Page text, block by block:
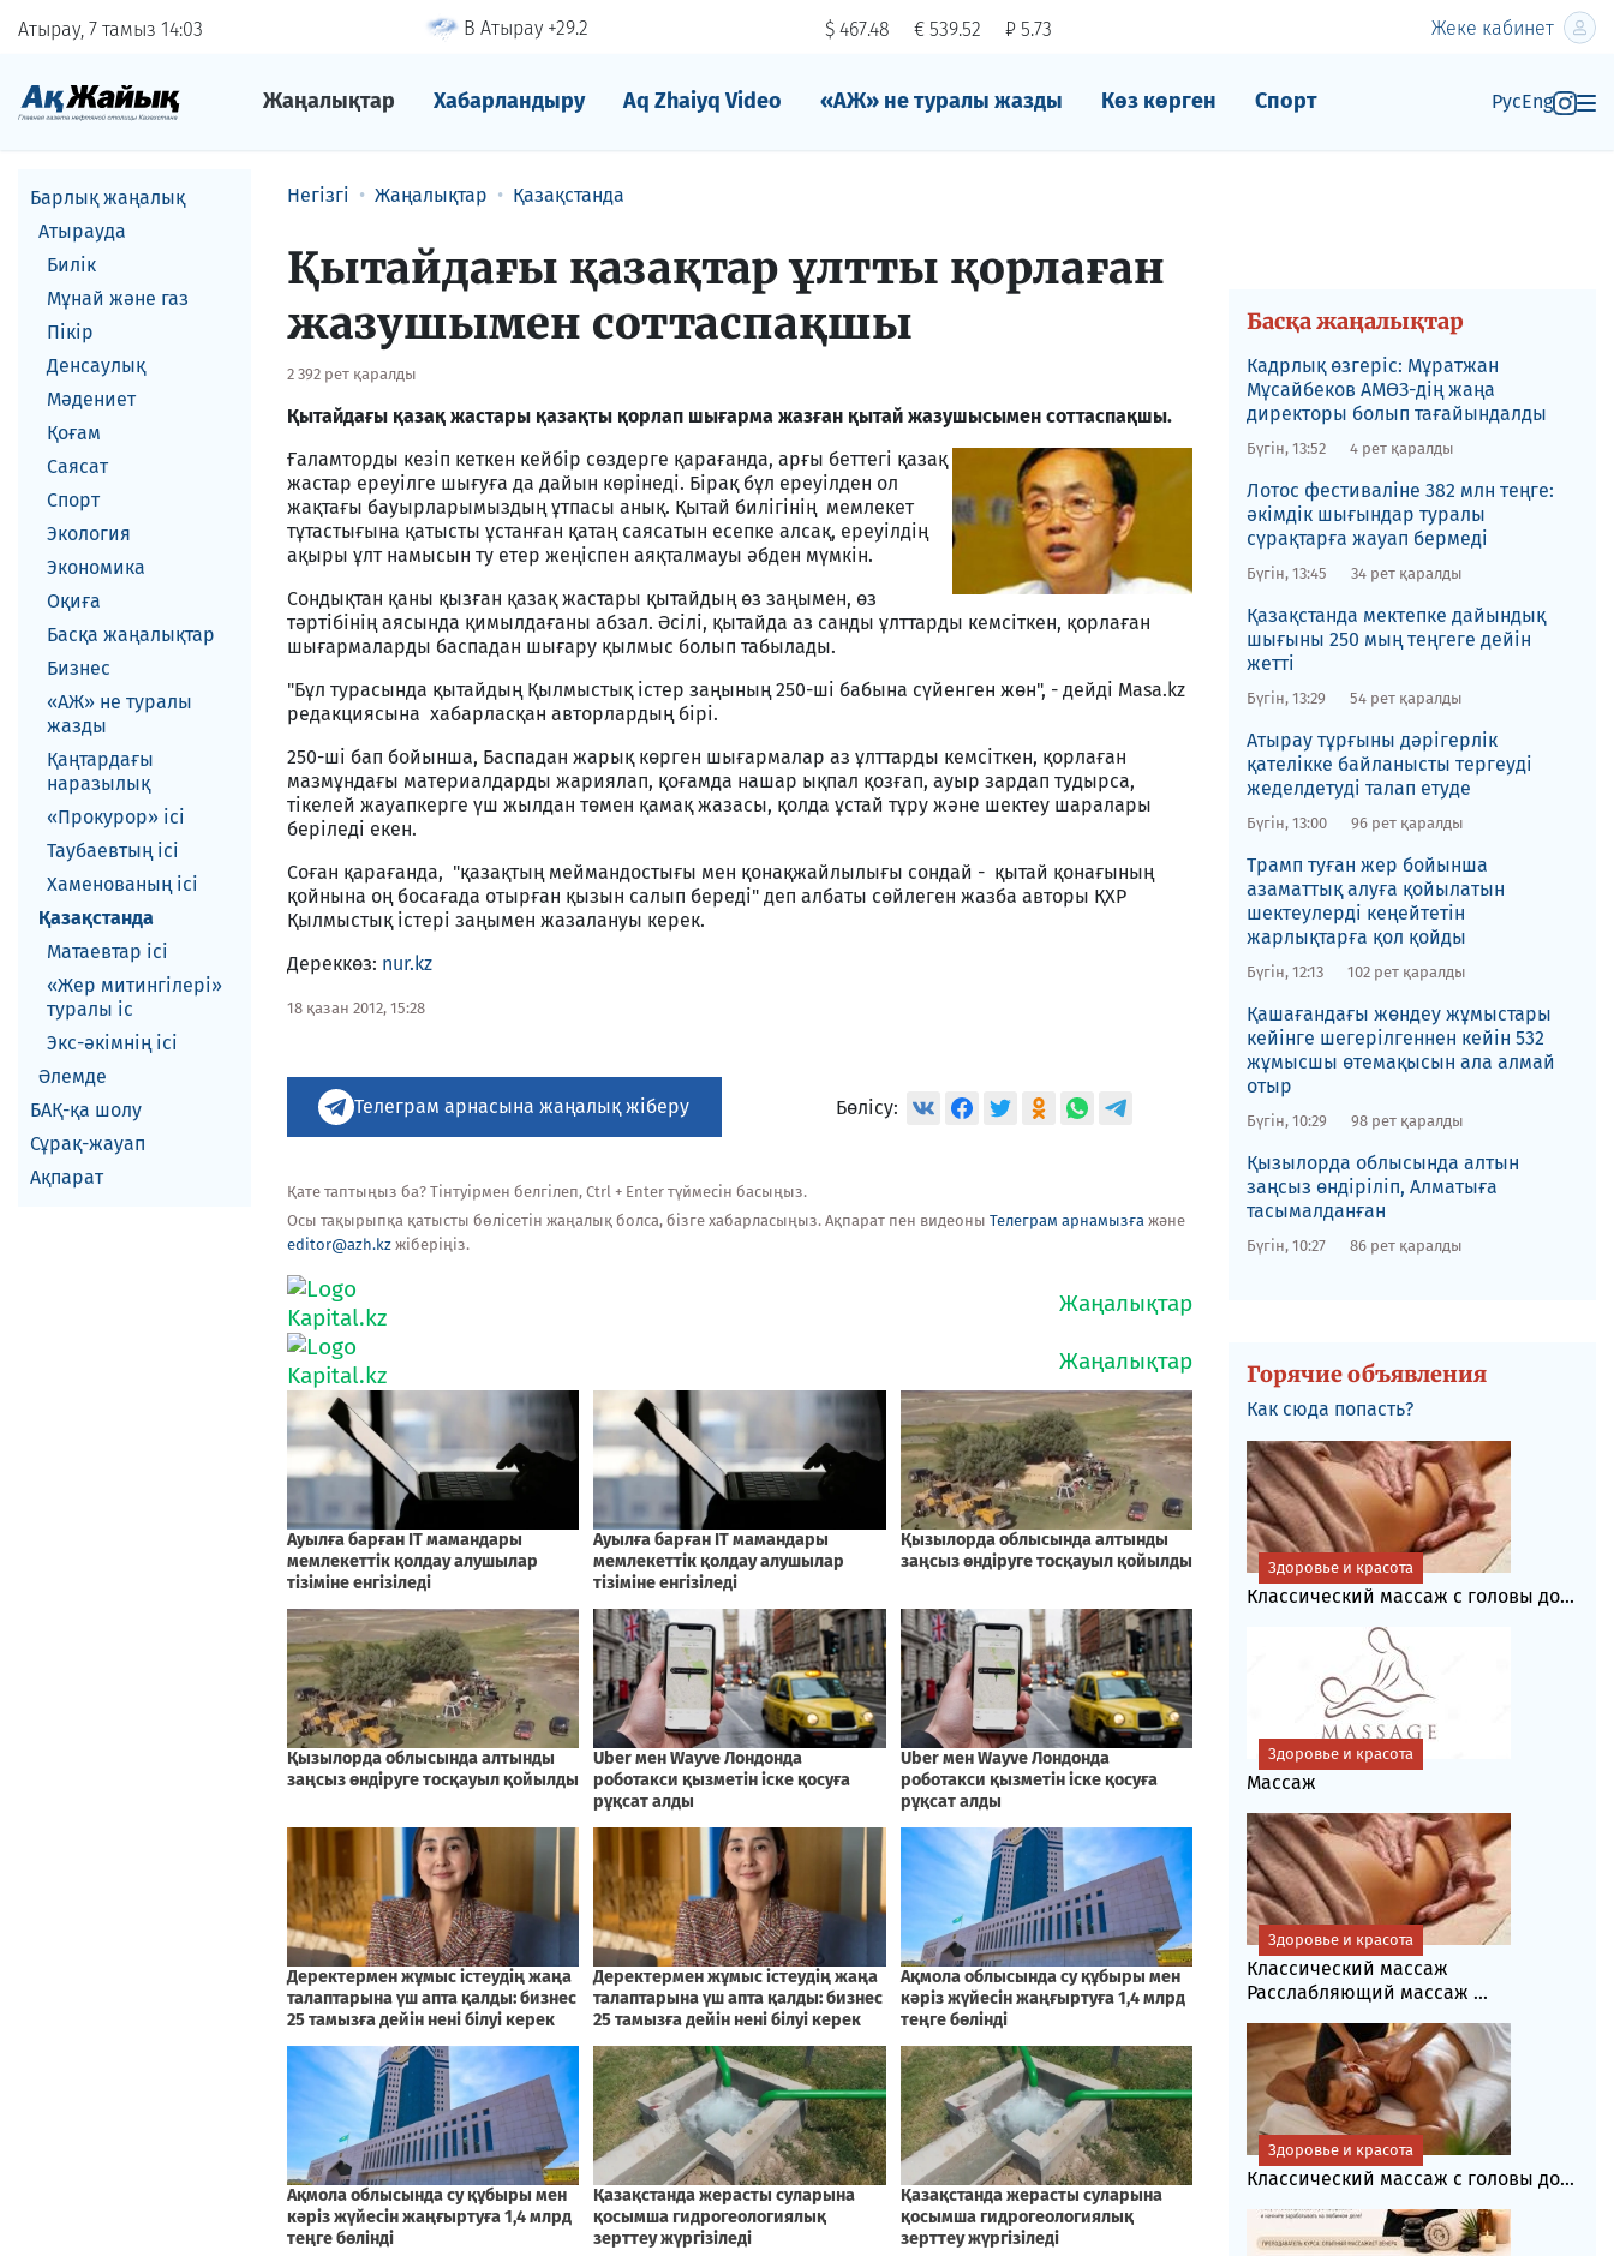
Атырау, 7 тамыз 14 03 В Атырау +29.2 $ 467.48 € 539.52 ₽ 5.73 Жеке кабинет
Жаңалықтар Хабарландыру Aq Zhaiyq Video «АЖ» не туралы жазды Көз көрген Спорт РусEng
Барлық жаңалық
Атырауда
Билік
Мұнай және газ
Пікір
Денсаулық
Мәдениет
Қоғам
Саясат
Спорт
Экология
Экономика
Оқиға
Басқа жаңалықтар
Бизнес
«АЖ» не туралы
жазды
Қаңтардағы
наразылық
«Прокурор» ісі
Таубаевтың ісі
Хаменованың ісі
Қазақстанда
Матаевтар ici
«Жер митингілері»
туралы іс
Экс-әкiмнiң iсi
Әлемде
БАҚ-қа шолу
Сұрақ-жауап
Ақпарат
Негізгі Жаңалықтар Қазақстанда
Қытайдағы қазақтар ұлтты қорлаған
жазушымен соттаспақшы
2 392 рет қаралды
Қытайдағы қазақ жастары қазақты қорлап шығарма жазған қытай жазушысымен соттаспақшы.
Ғаламторды кезіп кеткен кейбір сөздерге қарағанда, арғы беттегі қазақ
жастар ереуілге шығуға да дайын көрінеді. Бірақ бұл ереуілден ол
жақтағы бауырларымыздың ұтпасы анық. Қытай билігінің мемлекет
тұтастығына қатысты ұстанған қатаң саясатын есепке алсақ, ереуілдің
ақыры ұлт намысын ту етер жеңіспен аяқталмауы әбден мүмкін.
Сондықтан қаны қызған қазақ жастары қытайдың өз заңымен, өз
тәртібінің аясында қимылдағаны абзал. Әсілі, қытайда аз санды ұлттарды кемсіткен, қорлаған
шығармаларды баспадан шығару қылмыс болып табылады.
"Бұл турасында қытайдың Қылмыстық істер заңының 250-ші бабына сүйенген жөн", - дейді Masa.kz
редакциясына хабарласқан авторлардың бірі.
250-ші бап бойынша, Баспадан жарық көрген шығармалар аз ұлттарды кемсіткен, қорлаған
мазмұндағы материалдарды жариялап, қоғамда нашар ықпал қозғап, ауыр зардап тудырса,
тікелей жауапкерге үш жылдан төмен қамақ жазасы, қолда ұстай тұру және шектеу шаралары
беріледі екен.
Соған қарағанда, "қазақтың меймандостығы мен қонақжайлылығы сондай - қытай қонағының
қойнына оң босағада отырған қызын салып береді" деп албаты сөйлеген жазба авторы ҚХР
Қылмыстық істері заңымен жазалануы керек.
Дереккөз: nur.kz
18 қазан 2012, 15:28
Телеграм арнасына жаңалық жіберу Бөлісу:
Қате таптыңыз ба? Тінтуірмен белгілеп, Ctrl + Enter түймесін басыңыз.
Осы тақырыпқа қатысты бөлісетін жаңалық болса, бізге хабарласыңыз. Ақпарат пен видеоны Телеграм арнамызға және
editor@azh.kz жіберіңіз.
Басқа жаңалықтар
Кадрлық өзгеріс: Мұратжан
Мұсайбеков АМӨЗ-дің жаңа
директоры болып ​тағайындалды
Бүгін, 13:52 4 рет қаралды
Лотос фестиваліне​ 382 млн теңге:
әкімдік шығындар туралы
сүрақтарға жауап бермеді
Бүгін, 13:45 34 рет қаралды
Қазақстанда мектепке дайындық
шығыны 250 мың теңгеге дейін
жетті
Бүгін, 13:29 54 рет қаралды
Атырау тұрғыны дәрігерлік
қателікке байланысты тергеуді
жеделдетуді талап етуде
Бүгін, 13:00 96 рет қаралды
Трамп туған жер бойынша
азаматтық алуға қойылатын
шектеулерді кеңейтетін
жарлықтарға қол қойды
Бүгін, 12:13 102 рет қаралды
Қашағандағы жөндеу жұмыстары
кейінге шегерілгеннен кейін 532
жұмысшы өтемақысын ала алмай
отыр
Бүгін, 10:29 98 рет қаралды
Қызылорда облысында алтын
заңсыз өндіріліп, Алматыға
тасымалданған
Бүгін, 10:27 86 рет қаралды
Горячие объявления
Как сюда попасть?
Классический массаж с головы до...
Здоровье и красота
Массаж
Здоровье и красота
Классический массаж
Расслабляющий массаж ...
Здоровье и красота
Классический массаж с головы до...
Здоровье и красота